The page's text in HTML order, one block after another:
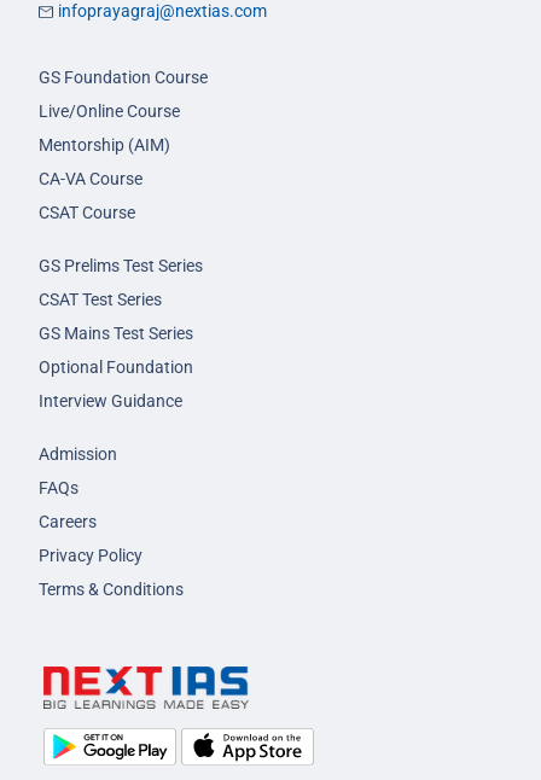
infoprayagraj@nextias.com
GS Foundation Course
Live/Online Course
Mentorship (AIM)
CA-VA Course
CSAT Course
GS Prelims Test Series
CSAT Test Series
GS Mains Test Series
Optional Foundation
Interview Guidance
Admission
FAQs
Careers
Privacy Policy
Terms & Conditions